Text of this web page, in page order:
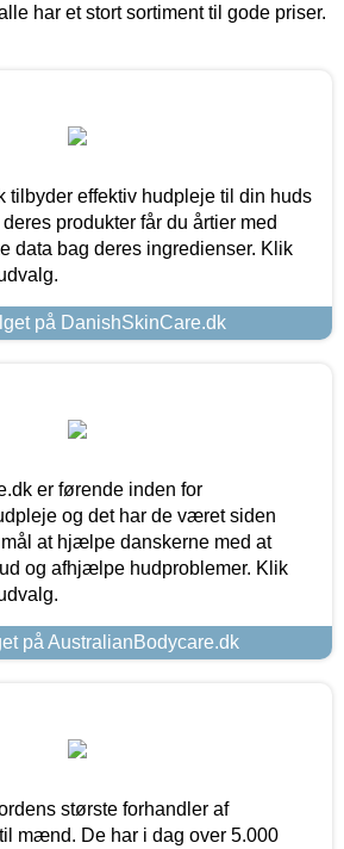
har et stort sortiment til gode priser.
tilbyder effektiv hudpleje til din huds
produkter får du årtier med
data bag deres ingredienser. Klik
på DanishSkinCare.dk
er førende inden for
og det har de været siden
at hjælpe danskerne med at
og afhjælpe hudproblemer. Klik
på AustralianBodycare.dk
største forhandler af
mænd. De har i dag over 5.000